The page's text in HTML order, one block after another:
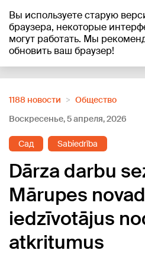
Вы используете старую
браузера, некоторые
могут работать. Мы
обновить ваш браузер!
+17°C
1188 новости
Oбщество
Воскресенье, 5 апреля, 2026
Cад Sabiedrība
Dārza darbu
Mārupes
iedzīvotājus
atkritumus